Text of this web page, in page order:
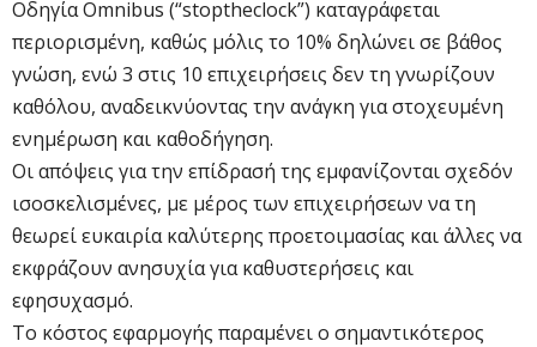
Οδηγία Omnibus (“stoptheclock”) καταγράφεται
περιορισμένη, καθώς μόλις το 10% δηλώνει σε βάθος
γνώση, ενώ 3 στις 10 επιχειρήσεις δεν τη γνωρίζουν
καθόλου, αναδεικνύοντας την ανάγκη για στοχευμένη
ενημέρωση και καθοδήγηση.
Οι απόψεις για την επίδρασή της εμφανίζονται σχεδόν
ισοσκελισμένες, με μέρος των επιχειρήσεων να τη
θεωρεί ευκαιρία καλύτερης προετοιμασίας και άλλες να
εκφράζουν ανησυχία για καθυστερήσεις και
εφησυχασμό.
Το κόστος εφαρμογής παραμένει ο σημαντικότερος